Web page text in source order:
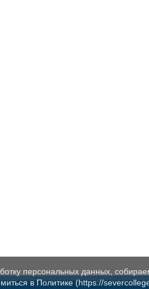
персональных данных,
в Политике (https://